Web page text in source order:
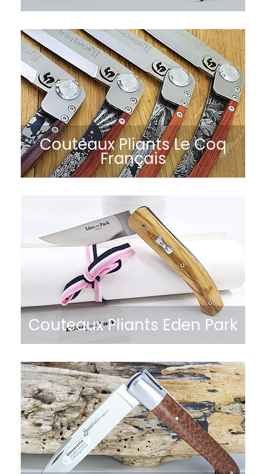
Couteaux Pliants Le Coq
Français
Couteaux Pliants Eden Park